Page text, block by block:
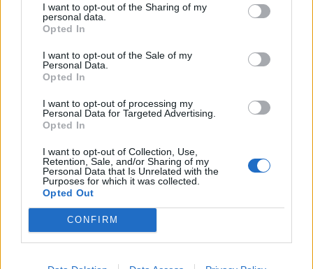
I want to opt-out of the Sharing of my
personal data.
Opted In
I want to opt-out of the Sale of my
Personal Data.
Opted In
I want to opt-out of processing my
Personal Data for Targeted Advertising.
Opted In
I want to opt-out of Collection, Use,
Retention, Sale, and/or Sharing of my
Personal Data that Is Unrelated with the
Purposes for which it was collected.
Opted Out
CONFIRM
Ένας σοβαρά τραυματίας από τροχαίο με γουρούνα στην
Ηλεία
ΣΧΕΤΙΚA AΡΘΡΑ
στην Ελβετία με τη νέα του
σύντροφο (photos)